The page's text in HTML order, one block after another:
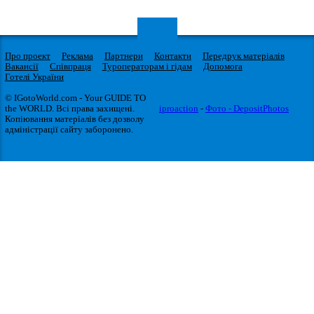
Про проект Реклама Партнери Контакти
Передрук матеріалів
Вакансії
Співпраця Туроператорам і гідам
Допомога
Готелі України
© IGotoWorld.com - Your GUIDE TO
the WORLD. Всі права захищені.
Копіювання матеріалів без дозволу
адміністрації сайту заборонено.
iproaction - Фото - DepositPhotos